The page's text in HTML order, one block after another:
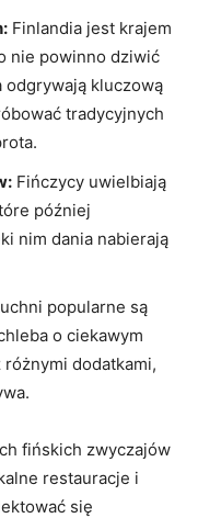
Finlandia jest krajem​
‌nie powinno dziwić
kluczową
tradycyjnych
Fińczycy uwielbiają
później​
nim dania nabierają
popularne są
o ⁣ciekawym
różnymi dodatkami,⁣
fińskich ‍zwyczajów
restauracje‌ i
się